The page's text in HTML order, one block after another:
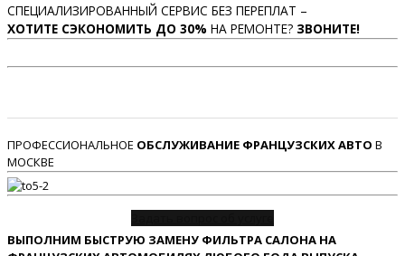
СПЕЦИАЛИЗИРОВАННЫЙ СЕРВИС БЕЗ ПЕРЕПЛАТ –
ХОТИТЕ СЭКОНОМИТЬ ДО 30% НА РЕМОНТЕ? ЗВОНИТЕ!
ПРОФЕССИОНАЛЬНОЕ ОБСЛУЖИВАНИЕ ФРАНЦУЗСКИХ АВТО В
МОСКВЕ
ВЫПОЛНИМ БЫСТРУЮ ЗАМЕНУ ФИЛЬТРА САЛОНА НА